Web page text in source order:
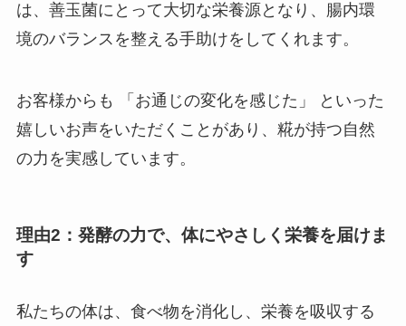
は、善玉菌にとって大切な栄養源となり、腸内環
境のバランスを整える手助けをしてくれます。
お客様からも 「お通じの変化を感じた」 といった
嬉しいお声をいただくことがあり、糀が持つ自然
の力を実感しています。
理由2：発酵の力で、体にやさしく栄養を届けま
す
私たちの体は、食べ物を消化し、栄養を吸収する